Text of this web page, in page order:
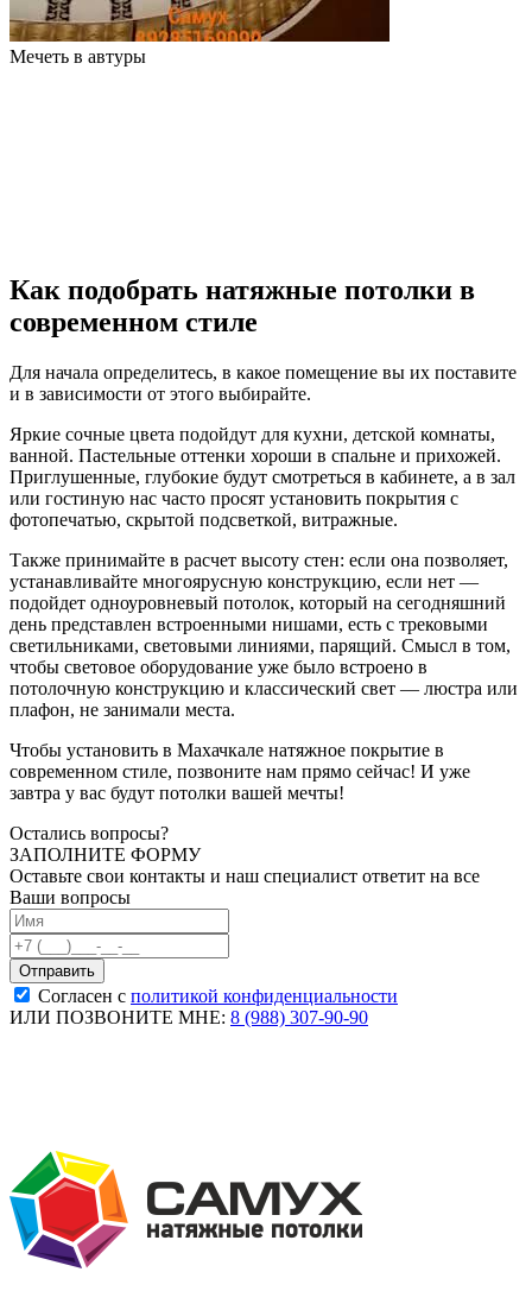
Мечеть в автуры
Как подобрать натяжные потолки в
современном стиле
Для начала определитесь, в какое помещение вы их поставите
и в зависимости от этого выбирайте.
Яркие сочные цвета подойдут для кухни, детской комнаты,
ванной. Пастельные оттенки хороши в спальне и прихожей.
Приглушенные, глубокие будут смотреться в кабинете, а в зал
или гостиную нас часто просят установить покрытия с
фотопечатью, скрытой подсветкой, витражные.
Также принимайте в расчет высоту стен: если она позволяет,
устанавливайте многоярусную конструкцию, если нет —
подойдет одноуровневый потолок, который на сегодняшний
день представлен встроенными нишами, есть с трековыми
светильниками, световыми линиями, парящий. Смысл в том,
чтобы световое оборудование уже было встроено в
потолочную конструкцию и классический свет — люстра или
плафон, не занимали места.
Чтобы установить в Махачкале натяжное покрытие в
современном стиле, позвоните нам прямо сейчас! И уже
завтра у вас будут потолки вашей мечты!
Остались вопросы?
ЗАПОЛНИТЕ ФОРМУ
Оставьте свои контакты и наш специалист ответит на все
Ваши вопросы
Согласен с политикой конфиденциальности
ИЛИ ПОЗВОНИТЕ МНЕ: 8 (988) 307-90-90